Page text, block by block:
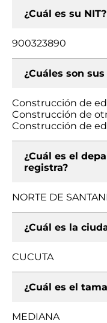
¿Cuál es su NIT?
900323890
¿Cuáles son
Construcción de
Construcción de
Construcción de
¿Cuál es el
registra?
NORTE DE
¿Cuál es la
CUCUTA
¿Cuál es el
MEDIANA